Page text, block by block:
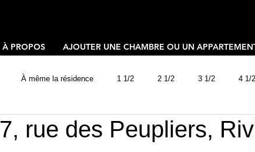
À PROPOS AJOUTER UNE CHAMBRE OU UN
À même la résidence 1 1/2 2 1/2 3 1/2 4 1/2
7, rue des Peupliers,